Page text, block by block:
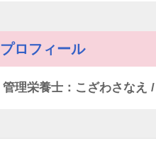
プロフィール
管理栄養士：こざわさなえ